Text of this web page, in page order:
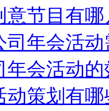
意节目有
司年会活
年会活动
动策划有